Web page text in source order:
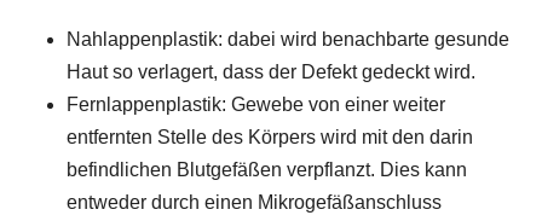
Nahlappenplastik: dabei wird benachbarte gesunde
Haut so verlagert, dass der Defekt gedeckt wird.
Fernlappenplastik: Gewebe von einer weiter
entfernten Stelle des Körpers wird mit den darin
befindlichen Blutgefäßen verpflanzt. Dies kann
entweder durch einen Mikrogefäßanschluss